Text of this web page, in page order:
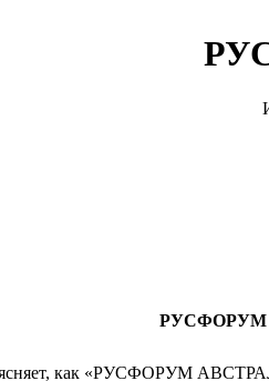
РУСФОРУМ
как «РУСФОРУМ